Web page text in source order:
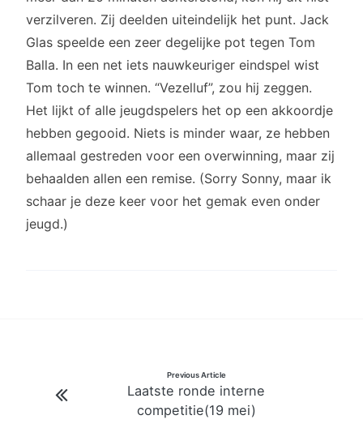
verzilveren. Zij deelden uiteindelijk het punt. Jack
Glas speelde een zeer degelijke pot tegen Tom
Balla. In een net iets nauwkeuriger eindspel wist
Tom toch te winnen. “Vezelluf”, zou hij zeggen.
Het lijkt of alle jeugdspelers het op een akkoordje
hebben gegooid. Niets is minder waar, ze hebben
allemaal gestreden voor een overwinning, maar zij
behaalden allen een remise. (Sorry Sonny, maar ik
schaar je deze keer voor het gemak even onder
jeugd.)
navigatie
Previous Article
Laatste ronde interne
competitie(19 mei)